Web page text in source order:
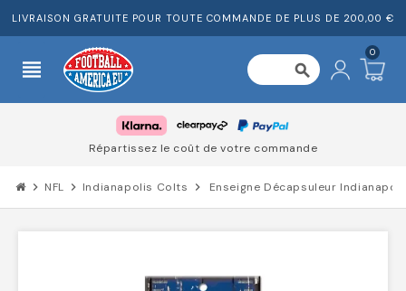
LIVRAISON GRATUITE POUR TOUTE COMMANDE DE PLUS DE 200,00 €
view_headline search
0
Répartissez le coût de votre commande
chevron_right NFL chevron_right Indianapolis Colts chevron_right Enseigne Décapsuleur